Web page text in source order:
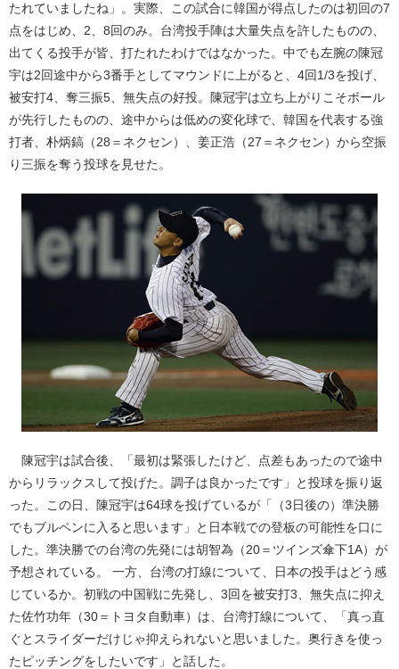
たれていましたね」。実際、この試合に韓国が得点したのは初回の7
点をはじめ、2、8回のみ。台湾投手陣は大量失点を許したものの、
出てくる投手が皆、打たれたわけではなかった。中でも左腕の陳冠
宇は2回途中から3番手としてマウンドに上がると、4回1/3を投げ、
被安打4、奪三振5、無失点の好投。陳冠宇は立ち上がりこそボール
が先行したものの、途中からは低めの変化球で、韓国を代表する強
打者、朴炳鎬（28＝ネクセン）、姜正浩（27＝ネクセン）から空振
り三振を奪う投球を見せた。
陳冠宇は試合後、「最初は緊張したけど、点差もあったので途中
からリラックスして投げた。調子は良かったです」と投球を振り返
った。この日、陳冠宇は64球を投げているが「（3日後の）準決勝
でもブルペンに入ると思います」と日本戦での登板の可能性を口に
した。準決勝での台湾の先発には胡智為（20＝ツインズ傘下1A）が
予想されている。 一方、台湾の打線について、日本の投手はどう感
じているか。初戦の中国戦に先発し、3回を被安打3、無失点に抑え
た佐竹功年（30＝トヨタ自動車）は、台湾打線について、「真っ直
ぐとスライダーだけじゃ抑えられないと思いました。奥行きを使っ
たピッチングをしたいです」と話した。